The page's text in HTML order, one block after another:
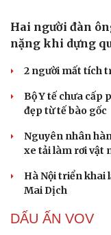
Văn hóa
Sân khấu - Điện ảnh
Văn học
Di sản
độc đáo, động cơ
Mitsubishi
định an toàn
TIN 24H